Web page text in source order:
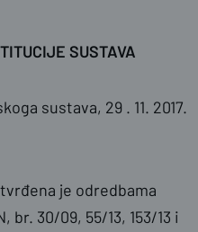
SUSTAVA
sustava, 29 . 11. 2017.
je odredbama
br. 30/09, 55/13, 153/13 i